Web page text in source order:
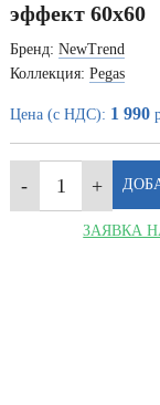
эффект 60x60
Бренд: NewTrend
Коллекция: Pegas
Цена (с НДС): 1 990
ЗАЯВКА